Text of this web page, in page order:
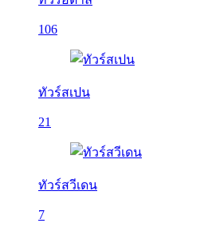
106
ทัวร์สเปน
21
ทัวร์สวีเดน
7